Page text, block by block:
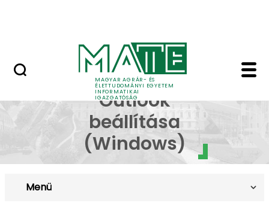
MAGYAR AGRÁR- ÉS
ÉLETTUDOMÁNYI EGYETEM
INFORMATIKAI
IGAZGATÓSÁG
Asztali Outlook
Asztali
Outlook
beállítása
(Windows)
Menü